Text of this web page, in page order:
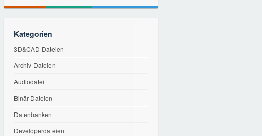
Kategorien
3D&CAD-Dateien
Archiv-Dateien
Audiodatei
Binär-Dateien
Datenbanken
Developerdateien